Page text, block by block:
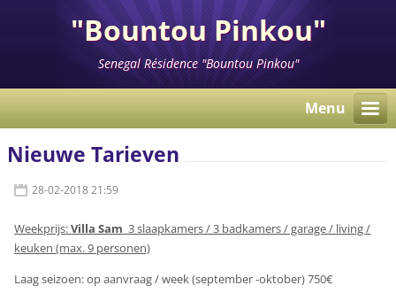
"Bountou Pinkou"
Senegal Résidence "Bountou Pinkou"
Menu
Nieuwe Tarieven
28-02-2018 21:59
Weekprijs:Villa Sam3 slaapkamers / 3 badkamers / garage / living /
keuken (max. 9 personen)
Laag seizoen: op aanvraag / week (september -oktober) 750€